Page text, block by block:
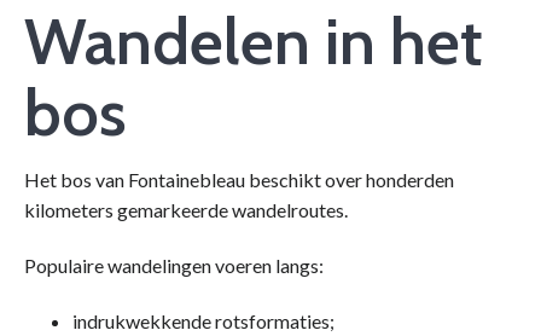
Wandelen in het
bos
Het bos van Fontainebleau beschikt over honderden
kilometers gemarkeerde wandelroutes.
Populaire wandelingen voeren langs:
indrukwekkende rotsformaties;